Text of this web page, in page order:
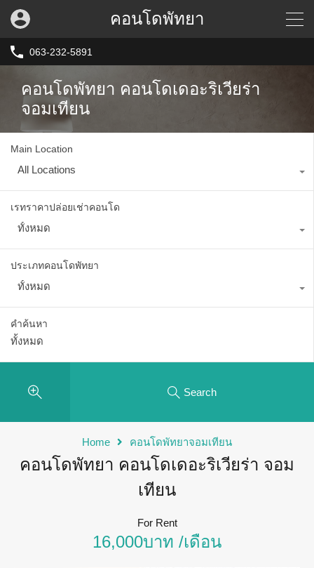
คอนโดพัทยา
063-232-5891
คอนโดพัทยา คอนโดเดอะริเวียร่า
จอมเทียน
Main Location
All Locations
เรทราคาปล่อยเช่าคอนโด
ทั้งหมด
ประเภทคอนโดพัทยา
ทั้งหมด
คำค้นหา
Search
Home คอนโดพัทยาจอมเทียน
คอนโดพัทยา คอนโดเดอะริเวียร่า จอม
เทียน
For Rent
16,000บาท /เดือน